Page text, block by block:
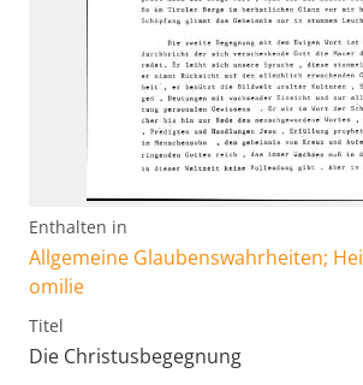
Enthalten in
Allgemeine Glaubenswahrheiten;
omilie
Titel
Die Christusbegegnung